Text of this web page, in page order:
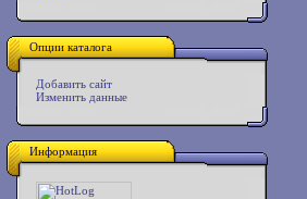
Опции каталога
Добавить сайт
Изменить данные
Информация